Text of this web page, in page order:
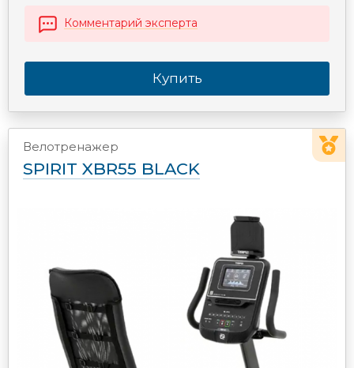
Комментарий эксперта
Купить
Велотренажер
SPIRIT XBR55 BLACK